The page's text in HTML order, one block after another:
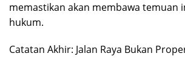
memastikan akan membawa temuan
hukum.
Catatan Akhir: Jalan Raya Bukan